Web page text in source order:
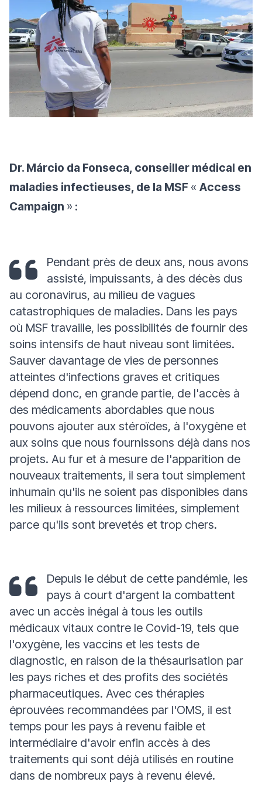
Dr. Márcio da Fonseca, conseiller médical en
maladies infectieuses, de la MSF « Access
Campaign » :
Pendant près de deux ans, nous avons
assisté, impuissants, à des décès dus
au coronavirus, au milieu de vagues
catastrophiques de maladies. Dans les pays
où MSF travaille, les possibilités de fournir des
soins intensifs de haut niveau sont limitées.
Sauver davantage de vies de personnes
atteintes d'infections graves et critiques
dépend donc, en grande partie, de l'accès à
des médicaments abordables que nous
pouvons ajouter aux stéroïdes, à l'oxygène et
aux soins que nous fournissons déjà dans nos
projets. Au fur et à mesure de l'apparition de
nouveaux traitements, il sera tout simplement
inhumain qu'ils ne soient pas disponibles dans
les milieux à ressources limitées, simplement
parce qu'ils sont brevetés et trop chers.
Depuis le début de cette pandémie, les
pays à court d'argent la combattent
avec un accès inégal à tous les outils
médicaux vitaux contre le Covid-19, tels que
l'oxygène, les vaccins et les tests de
diagnostic, en raison de la thésaurisation par
les pays riches et des profits des sociétés
pharmaceutiques. Avec ces thérapies
éprouvées recommandées par l'OMS, il est
temps pour les pays à revenu faible et
intermédiaire d'avoir enfin accès à des
traitements qui sont déjà utilisés en routine
dans de nombreux pays à revenu élevé.